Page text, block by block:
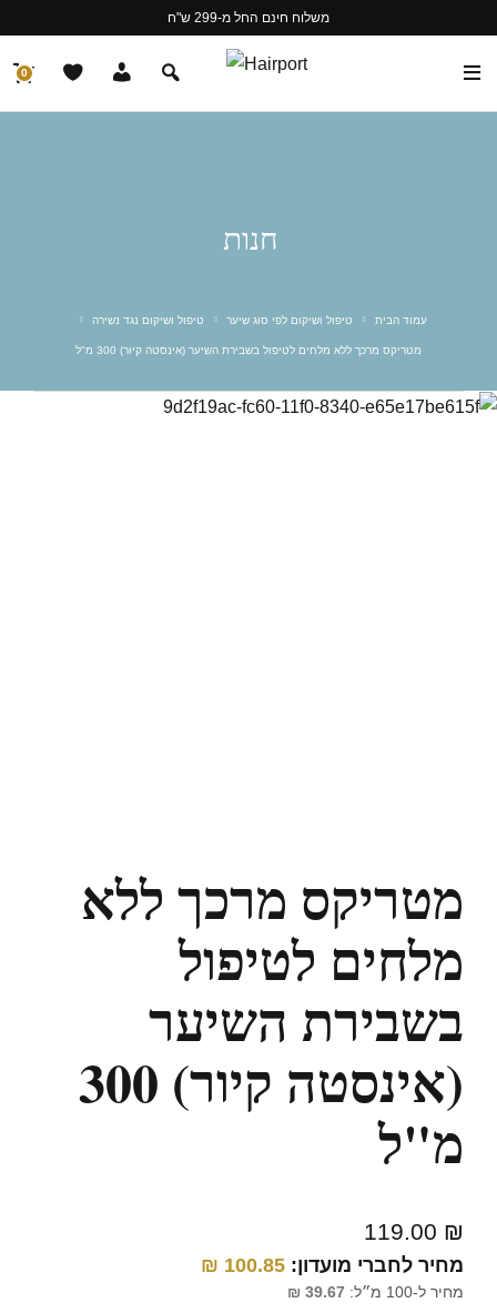
משלוח חינם החל מ-299 ש"ח
0
חנות
עמוד הבית טיפול ושיקום לפי סוג שיער טיפול ושיקום נגד נשירה
מטריקס מרכך ללא מלחים לטיפול בשבירת השיער (אינסטה קיור) 300 מ"ל
מטריקס מרכך ללא
מלחים לטיפול
בשבירת השיער
(אינסטה קיור) 300
מ"ל
119.00 ₪
מחיר לחברי מועדון: 100.85
₪
מחיר ל-100 מ״ל: 39.67
₪